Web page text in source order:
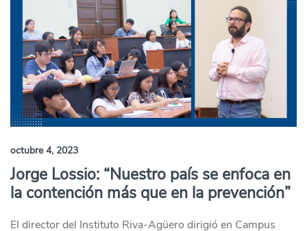
octubre 4, 2023
Jorge Lossio: “Nuestro país se enfoca en
la contención más que en la prevención”
El director del Instituto Riva-Agüero dirigió en Campus